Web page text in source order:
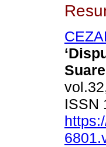
ISSN